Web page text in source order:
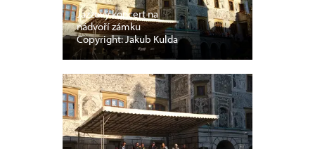
Jazzový koncert na
nádvoří zámku
Copyright: Jakub Kulda